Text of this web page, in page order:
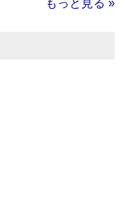
もっと見る »